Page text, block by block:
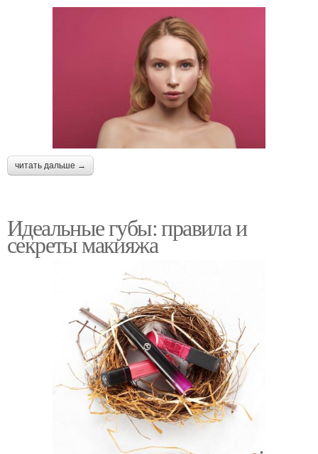
читать дальше →
Идеальные губы: правила и
секреты макияжа